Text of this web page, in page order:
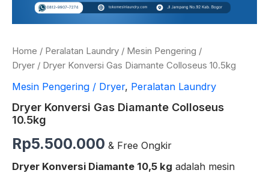
Home / Peralatan Laundry / Mesin Pengering /
Dryer / Dryer Konversi Gas Diamante Colloseus 10.5kg
Mesin Pengering / Dryer, Peralatan Laundry
Dryer Konversi Gas Diamante Colloseus
10.5kg
Rp5.500.000 & Free Ongkir
Dryer Konversi Diamante 10,5 kg adalah mesin